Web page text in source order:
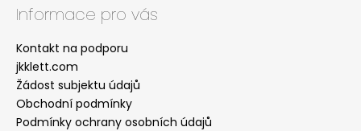
Informace pro vás
Kontakt na podporu
jkklett.com
Žádost subjektu údajů
Obchodní podmínky
Podmínky ochrany osobních údajů